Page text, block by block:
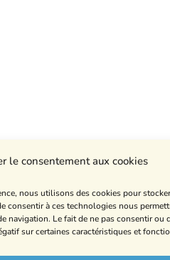
le consentement aux cookies
nous utilisons des cookies pour
consentir à ces technologies nous
navigation. Le fait de ne pas consentir ou
sur certaines caractéristiques et